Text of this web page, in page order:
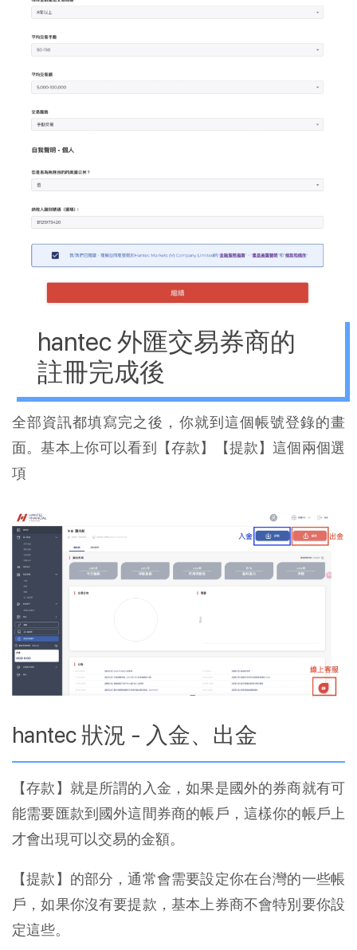
hantec 外匯交易券商的
註冊完成後
全部資訊都填寫完之後，你就到這個帳號登錄的畫
面。基本上你可以看到【存款】【提款】這個兩個選
項
hantec 狀況 - 入金、出金
【存款】就是所謂的入金，如果是國外的券商就有可
能需要匯款到國外這間券商的帳戶，這樣你的帳戶上
才會出現可以交易的金額。
【提款】的部分，通常會需要設定你在台灣的一些帳
戶，如果你沒有要提款，基本上券商不會特別要你設
定這些。